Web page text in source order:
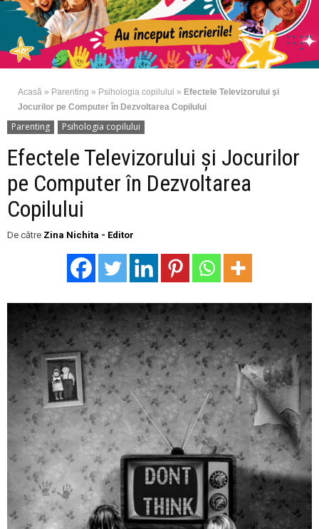
Acasă » Parenting » Psihologia copilului » Efectele Televizorului şi
Jocurilor pe Computer în Dezvoltarea Copilului
Parenting Psihologia copilului
Efectele Televizorului şi Jocurilor
pe Computer în Dezvoltarea
Copilului
De către Zina Nichita - Editor